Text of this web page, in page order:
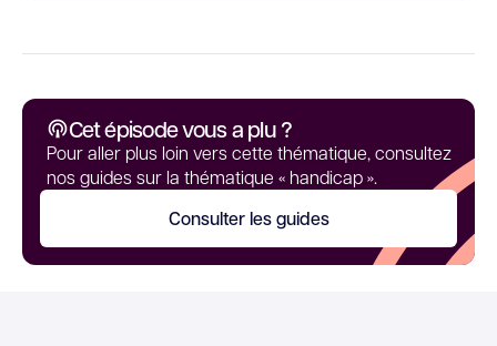
Cet épisode vous a plu ?
Pour aller plus loin vers cette thématique, consultez
nos guides sur la thématique « handicap ».
Consulter les guides